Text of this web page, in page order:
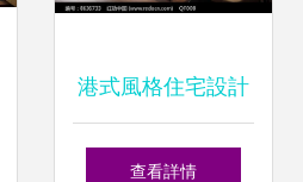
港式風格住宅設計
裝修
查看詳情